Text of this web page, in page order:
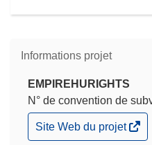
Informations projet
EMPIREHURIGHTS
N° de convention de
(s’ouvre
dans
Site Web du projet